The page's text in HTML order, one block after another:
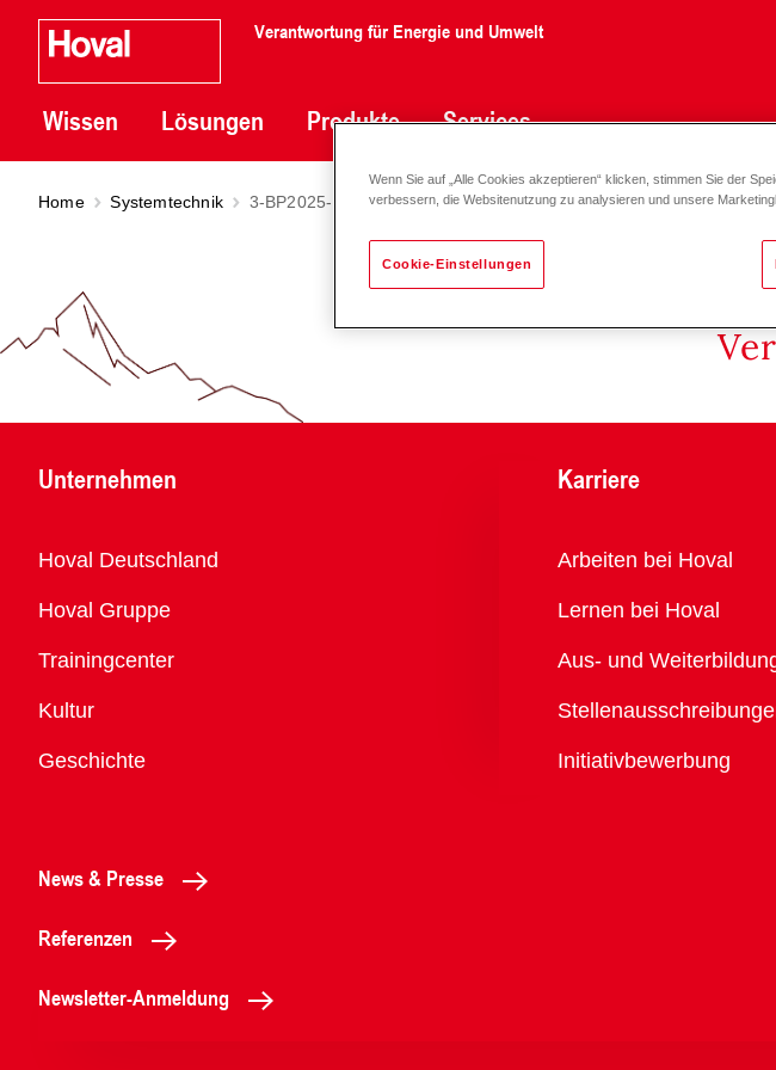
Verantwortung für Energie und Umwelt
Wissen Lösungen Produkte Services
Home Systemtechnik 3-BP2025-K3010
Unternehmen
Übersicht
Hoval Deutschland
Hoval Gruppe
Trainingcenter
Kultur
Geschichte
Karriere
Übersicht
Arbeiten bei Hoval
Lernen bei Hoval
Aus- und
Initiativbewerbung
News & Presse
Referenzen
Newsletter-Anmeldung
Wenn Sie auf „Alle Cookies akzeptieren“ klicken, stimmen Sie der
verbessern, die Websitenutzung zu analysieren und unsere
Cookie-Einstellungen